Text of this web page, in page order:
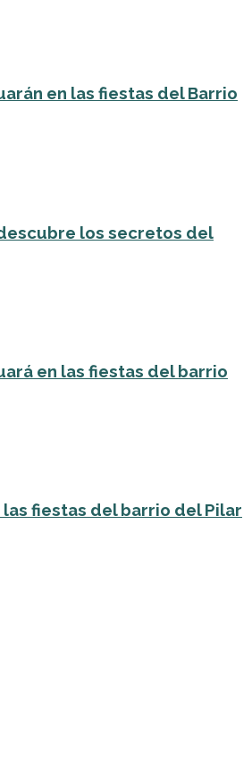
en las fiestas del Barrio
los secretos del
en las fiestas del barrio
fiestas del barrio del Pilar